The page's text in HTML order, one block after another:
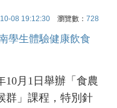
08 19:12:30 瀏覽數： 728
學生體驗健康飲食
月1日舉辦「食農
群」課程，特別針